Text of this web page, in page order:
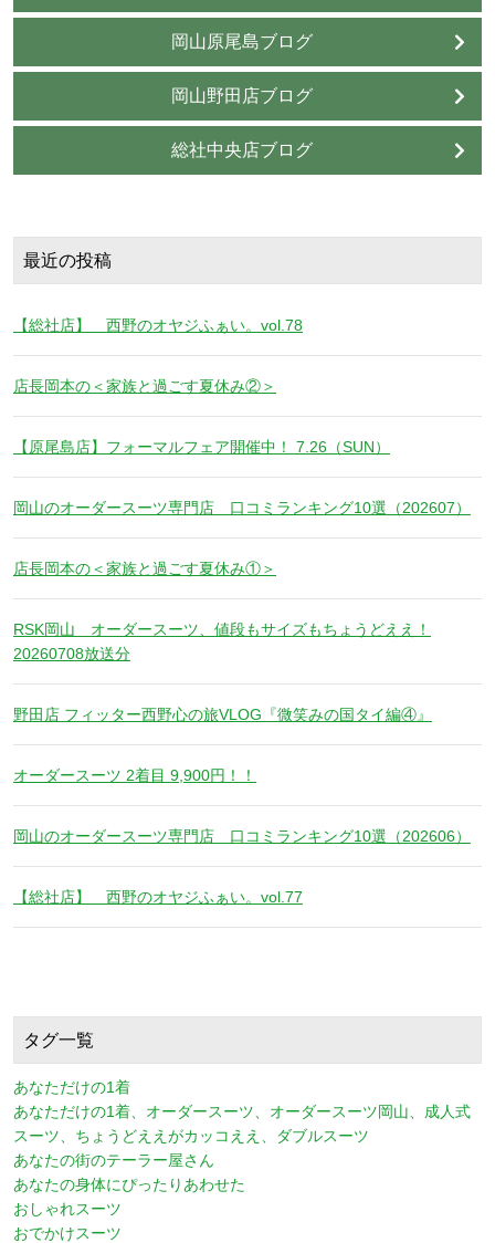
岡山原尾島ブログ
岡山野田店ブログ
総社中央店ブログ
最近の投稿
【総社店】 西野のオヤジふぁい。vol.78
店長岡本の＜家族と過ごす夏休み②＞
【原尾島店】フォーマルフェア開催中！ 7.26（SUN）
岡山のオーダースーツ専門店 口コミランキング10選（202607）
店長岡本の＜家族と過ごす夏休み①＞
RSK岡山 オーダースーツ、値段もサイズもちょうどええ！
20260708放送分
野田店 フィッター西野心の旅VLOG『微笑みの国タイ編④』
オーダースーツ 2着目 9,900円！！
岡山のオーダースーツ専門店 口コミランキング10選（202606）
【総社店】 西野のオヤジふぁい。vol.77
タグ一覧
あなただけの1着
あなただけの1着、オーダースーツ、オーダースーツ岡山、成人式
スーツ、ちょうどええがカッコええ、ダブルスーツ
あなたの街のテーラー屋さん
あなたの身体にぴったりあわせた
おしゃれスーツ
おでかけスーツ